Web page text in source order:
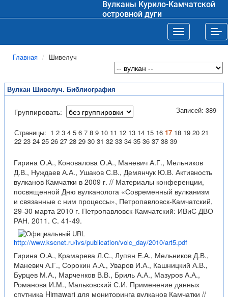
Вулканы Курило-Камчатской
островной дуги
Toggle
Главная Шивелуч
Вулкан Шивелуч. Библиография
Группировать: Записей: 389
Страницы: 1 2 3 4 5 6 7 8 9 10 11 12 13 14 15 16 17 18 19 20 21
22 23 24 25 26 27 28 29 30 31 32 33 34 35 36 37 38 39
Гирина О.А., Коновалова О.А., Маневич А.Г., Мельников
Д.В., Нуждаев А.А., Ушаков С.В., Демянчук Ю.В. Активность
вулканов Камчатки в 2009 г. // Материалы конференции,
посвященной Дню вулканолога «Современный вулканизм
и связанные с ним процессы», Петропавловск-Камчатский,
29-30 марта 2010 г. Петропавловск-Камчатский: ИВиС ДВО
РАН. 2011. С. 41-49.
http://www.kscnet.ru/ivs/publication/volc_day/2010/art5.pdf
Гирина О.А., Крамарева Л.С., Лупян Е.А., Мельников Д.В.,
Маневич А.Г., Сорокин А.А., Уваров И.А., Кашницкий А.В.,
Бурцев М.А., Марченков В.В., Бриль А.А., Мазуров А.А.,
Романова И.М., Мальковский С.И. Применение данных
спутника Himawari для мониторинга вулканов Камчатки //